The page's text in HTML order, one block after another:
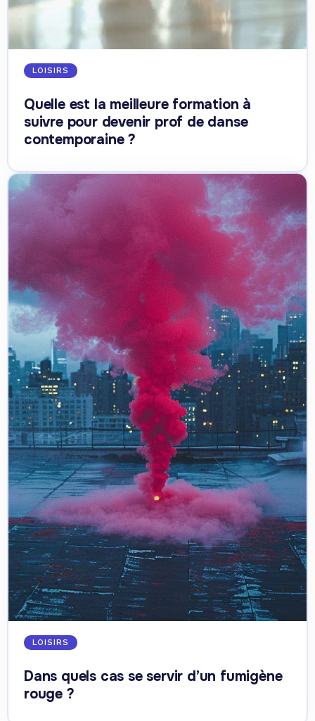
LOISIRS
Quelle est la meilleure formation à
suivre pour devenir prof de danse
contemporaine ?
LOISIRS
Dans quels cas se servir d’un fumigène
rouge ?